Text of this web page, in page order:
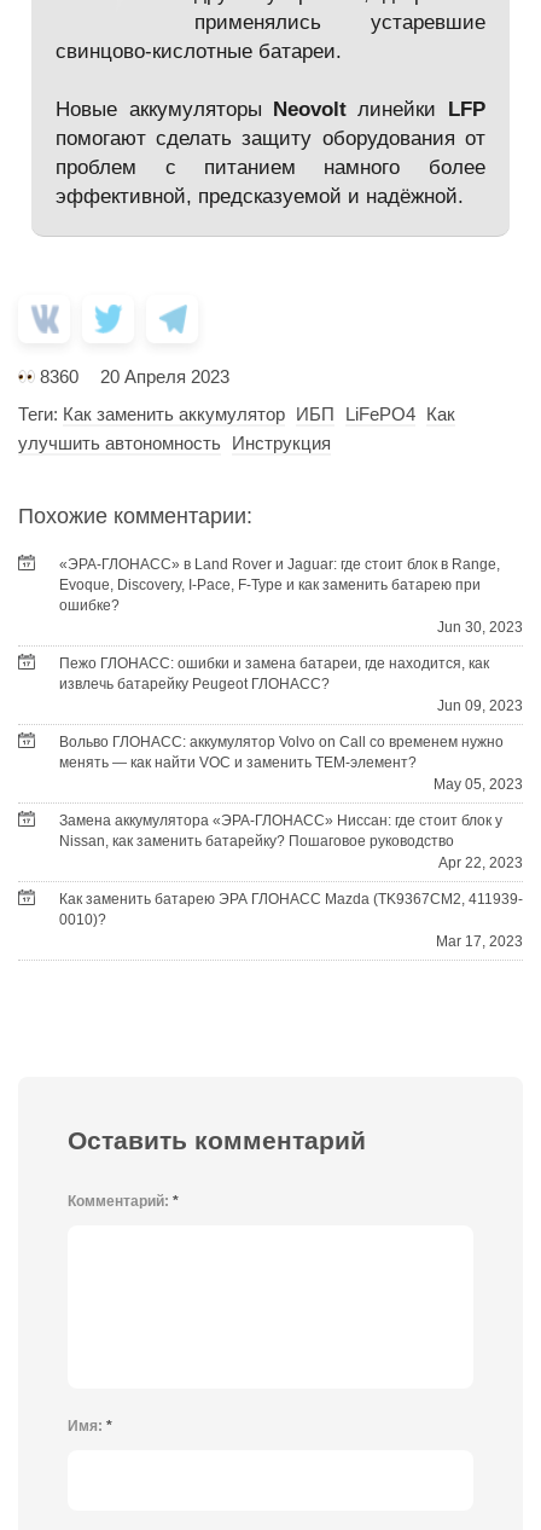
применялись устаревшие
свинцово-кислотные батареи.
Новые аккумуляторы Neovolt линейки LFP
помогают сделать защиту оборудования от
проблем с питанием намного более
эффективной, предсказуемой и надёжной.
8360
20 Апреля 2023
Теги: Как заменить аккумулятор ИБП LiFePO4 Как
улучшить автономность Инструкция
Похожие комментарии:
«ЭРА-ГЛОНАСС» в Land Rover и Jaguar: где стоит блок в Range,
Evoque, Discovery, I-Pace, F-Type и как заменить батарею при
ошибке?
Jun 30, 2023
Пежо ГЛОНАСС: ошибки и замена батареи, где находится, как
извлечь батарейку Peugeot ГЛОНАСС?
Jun 09, 2023
Вольво ГЛОНАСС: аккумулятор Volvo on Call со временем нужно
менять — как найти VOC и заменить TEM-элемент?
May 05, 2023
Замена аккумулятора «ЭРА-ГЛОНАСС» Ниссан: где стоит блок у
Nissan, как заменить батарейку? Пошаговое руководство
Apr 22, 2023
Как заменить батарею ЭРА ГЛОНАСС Mazda (TK9367CM2, 411939-
0010)?
Mar 17, 2023
Оставить комментарий
Комментарий: *
Имя: *